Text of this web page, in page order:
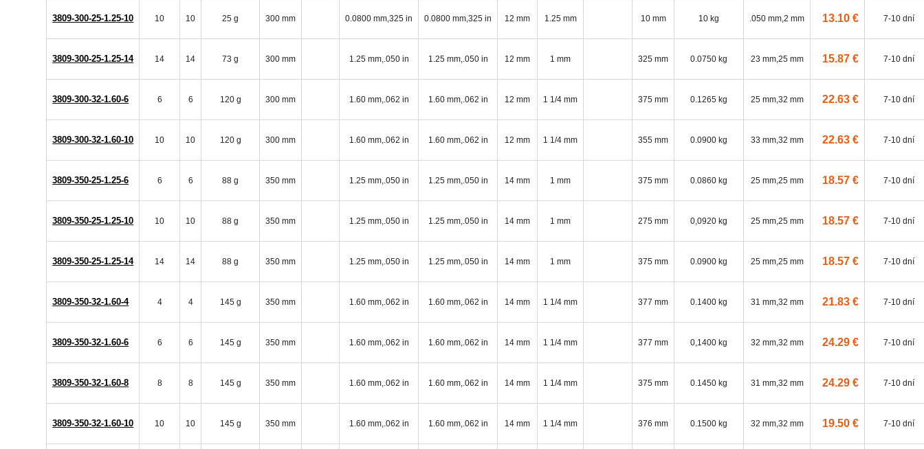
3809-300-25-1.25-10 10 10 25 g 300 mm 0.0800 mm,325 in 0.0800 mm,325 in 12 mm 1.25 mm 10 mm 10 kg .050 mm,2 mm 13.10 € 7-10 dní
3809-300-25-1.25-14 14 14 73 g 300 mm 1.25 mm,.050 in 1.25 mm,.050 in 12 mm 1 mm 325 mm 0.0750 kg 23 mm,25 mm 15.87 € 7-10 dní
3809-300-32-1.60-6 6 6 120 g 300 mm 1.60 mm,.062 in 1.60 mm,.062 in 12 mm 1 1/4 mm 375 mm 0.1265 kg 25 mm,32 mm 22.63 € 7-10 dní
3809-300-32-1.60-10 10 10 120 g 300 mm 1.60 mm,.062 in 1.60 mm,.062 in 12 mm 1 1/4 mm 355 mm 0.0900 kg 33 mm,32 mm 22.63 € 7-10 dní
3809-350-25-1.25-6 6 6 88 g 350 mm 1.25 mm,.050 in 1.25 mm,.050 in 14 mm 1 mm 375 mm 0.0860 kg 25 mm,25 mm 18.57 € 7-10 dní
3809-350-25-1.25-10 10 10 88 g 350 mm 1.25 mm,.050 in 1.25 mm,.050 in 14 mm 1 mm 275 mm 0,0920 kg 25 mm,25 mm 18.57 € 7-10 dní
3809-350-25-1.25-14 14 14 88 g 350 mm 1.25 mm,.050 in 1.25 mm,.050 in 14 mm 1 mm 375 mm 0.0900 kg 25 mm,25 mm 18.57 € 7-10 dní
3809-350-32-1.60-4 4 4 145 g 350 mm 1.60 mm,.062 in 1.60 mm,.062 in 14 mm 1 1/4 mm 377 mm 0.1400 kg 31 mm,32 mm 21.83 € 7-10 dní
3809-350-32-1.60-6 6 6 145 g 350 mm 1.60 mm,.062 in 1.60 mm,.062 in 14 mm 1 1/4 mm 377 mm 0,1400 kg 32 mm,32 mm 24.29 € 7-10 dní
3809-350-32-1.60-8 8 8 145 g 350 mm 1.60 mm,.062 in 1.60 mm,.062 in 14 mm 1 1/4 mm 375 mm 0.1450 kg 31 mm,32 mm 24.29 € 7-10 dní
3809-350-32-1.60-10 10 10 145 g 350 mm 1.60 mm,.062 in 1.60 mm,.062 in 14 mm 1 1/4 mm 376 mm 0.1500 kg 32 mm,32 mm 19.50 € 7-10 dní